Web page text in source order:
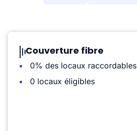
Couverture fibre
0% des locaux raccordables
0 locaux éligibles